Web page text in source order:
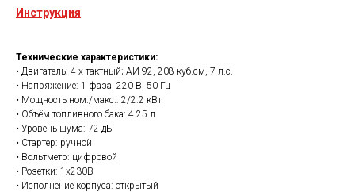
Инструкция
Технические характеристики:
• Двигатель: 4-х тактный; АИ-92, 208 куб.см, 7 л.с.
• Напряжение: 1 фаза, 220 В, 50 Гц
• Мощность ном./макс.: 2/2.2 кВт
• Объём топливного бака: 4.25 л
• Уровень шума: 72 дБ
• Стартер: ручной
• Вольтметр: цифровой
• Розетки: 1х230В
• Исполнение корпуса: открытый